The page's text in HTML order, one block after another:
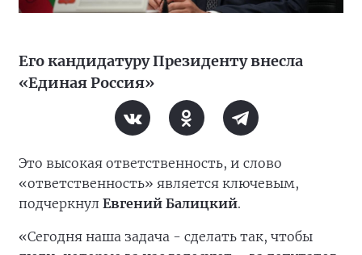
Его кандидатуру Президенту внесла
«Единая Россия»
Это высокая ответственность, и слово
«ответственность» является ключевым,
подчеркнул Евгений Балицкий.
«Сегодня наша задача - сделать так, чтобы